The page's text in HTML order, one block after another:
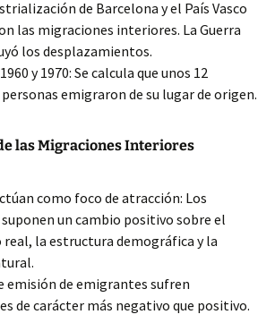
de Barcelona y el País Vasco
las migraciones interiores. La Guerra
los desplazamientos.
y 1970: Se calcula que unos 12
emigraron de su lugar de origen.
las Migraciones Interiores
como foco de atracción: Los
un cambio positivo sobre el
la estructura demográfica y la
emisión de emigrantes sufren
de carácter más negativo que positivo.